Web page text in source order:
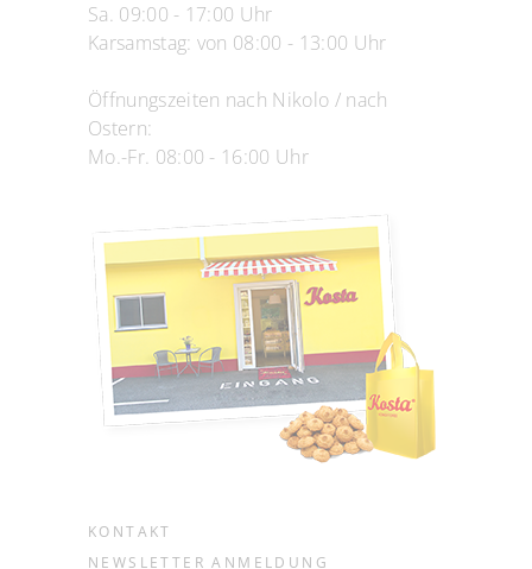
Sa. 09:00 - 17:00 Uhr
Karsamstag: von 08:00 - 13:00 Uhr
Öffnungszeiten nach Nikolo / nach
Ostern:
Mo.-Fr. 08:00 - 16:00 Uhr
KONTAKT
NEWSLETTER ANMELDUNG